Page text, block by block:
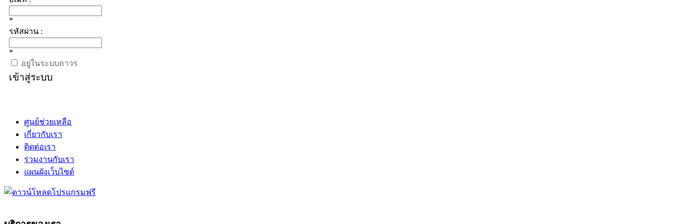
*
รหัสผ่าน :
*
อยู่ในระบบถาวร
เข้าสู่ระบบ
ศูนย์ช่วยเหลือ
เกี่ยวกับเรา
ติดต่อเรา
ร่วมงานกับเรา
แผนผังเว็บไซต์